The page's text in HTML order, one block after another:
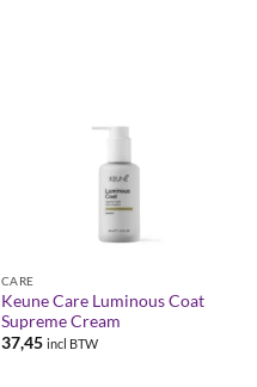
CARE
Keune Care Luminous Coat
Supreme Cream
37,45 incl BTW